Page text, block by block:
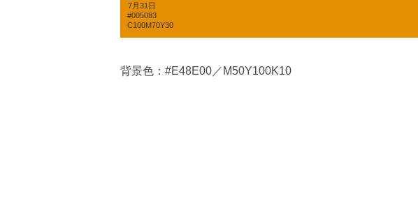
7月31日
#005083
C100M70Y30
背景色：#E48E00／M50Y100K10